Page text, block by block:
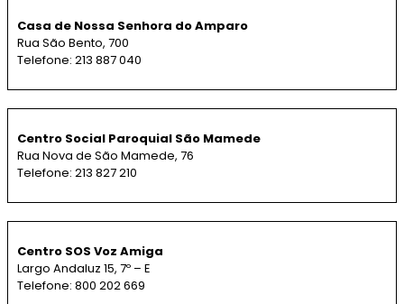
Casa de Nossa Senhora do Amparo
Rua São Bento, 700
Telefone: 213 887 040
Centro Social Paroquial São Mamede
Rua Nova de São Mamede, 76
Telefone: 213 827 210
Centro SOS Voz Amiga
Largo Andaluz 15, 7º – E
Telefone: 800 202 669